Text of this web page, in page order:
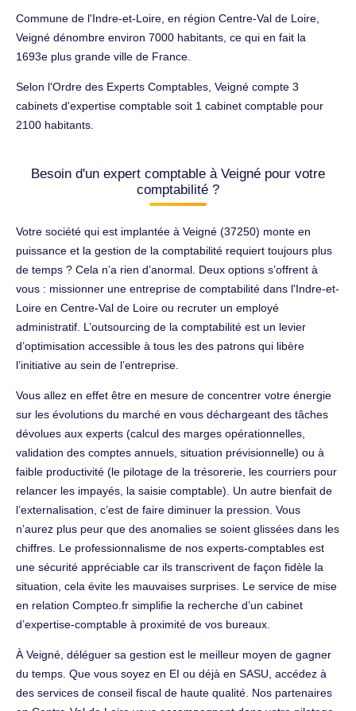
Commune de l'Indre-et-Loire, en région Centre-Val de Loire,
Veigné dénombre environ 7000 habitants, ce qui en fait la
1693e plus grande ville de France.
Selon l'Ordre des Experts Comptables, Veigné compte 3
cabinets d'expertise comptable soit 1 cabinet comptable pour
2100 habitants.
Besoin d'un expert comptable à Veigné pour votre
comptabilité ?
Votre société qui est implantée à Veigné (37250) monte en
puissance et la gestion de la comptabilité requiert toujours plus
de temps ? Cela n’a rien d’anormal. Deux options s’offrent à
vous : missionner une entreprise de comptabilité dans l'Indre-et-
Loire en Centre-Val de Loire ou recruter un employé
administratif. L’outsourcing de la comptabilité est un levier
d’optimisation accessible à tous les des patrons qui libère
l’initiative au sein de l’entreprise.
Vous allez en effet être en mesure de concentrer votre énergie
sur les évolutions du marché en vous déchargeant des tâches
dévolues aux experts (calcul des marges opérationnelles,
validation des comptes annuels, situation prévisionnelle) ou à
faible productivité (le pilotage de la trésorerie, les courriers pour
relancer les impayés, la saisie comptable). Un autre bienfait de
l’externalisation, c’est de faire diminuer la pression. Vous
n’aurez plus peur que des anomalies se soient glissées dans les
chiffres. Le professionnalisme de nos experts-comptables est
une sécurité appréciable car ils transcrivent de façon fidèle la
situation, cela évite les mauvaises surprises. Le service de mise
en relation Compteo.fr simplifie la recherche d’un cabinet
d’expertise-comptable à proximité de vos bureaux.
À Veigné, déléguer sa gestion est le meilleur moyen de gagner
du temps. Que vous soyez en EI ou déjà en SASU, accédez à
des services de conseil fiscal de haute qualité. Nos partenaires